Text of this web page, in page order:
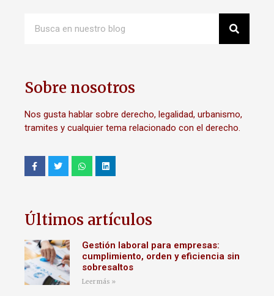
Sobre nosotros
Nos gusta hablar sobre derecho, legalidad, urbanismo,
tramites y cualquier tema relacionado con el derecho.
Últimos artículos
Gestión laboral para empresas:
cumplimiento, orden y eficiencia sin
sobresaltos
Leer más »